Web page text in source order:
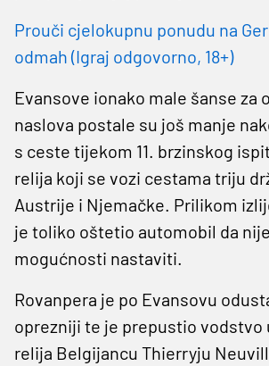
Prouči cjelokupnu ponudu na
odmah (Igraj odgovorno, 18+)
Evansove ionako male šanse za
naslova postale su još manje
s ceste tijekom 11. brzinskog
relija koji se vozi cestama triju
Austrije i Njemačke. Prilikom
je toliko oštetio automobil da
mogućnosti nastaviti.
Rovanpera je po Evansovu
oprezniji te je prepustio vodstvo
relija Belgijancu Thierryju